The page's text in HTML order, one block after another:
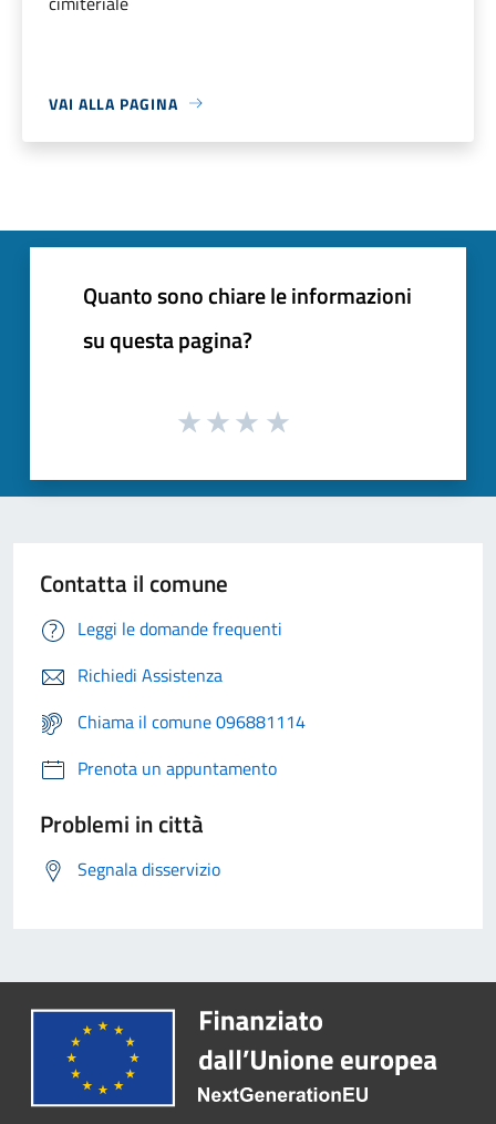
VAI ALLA PAGINA
Quanto sono chiare le informazioni
su questa pagina?
Contatta il comune
Leggi le domande frequenti
Richiedi Assistenza
Chiama il comune 096881114
Prenota un appuntamento
Problemi in città
Segnala disservizio